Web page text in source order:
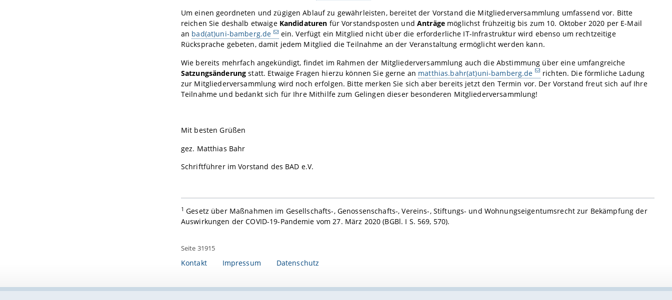
Um einen geordneten und zügigen Ablauf zu gewährleisten, bereitet der Vorstand die Mitgliederversammlung umfassend vor. Bitte
reichen Sie deshalb etwaige Kandidaturen für Vorstandsposten und Anträgemöglichst frühzeitig bis zum 10. Oktober 2020 per E-Mail
an bad(at)uni-bamberg.de
ein. Verfügt ein Mitglied nicht über die erforderliche IT-Infrastruktur wird ebenso um rechtzeitige
Rücksprache gebeten, damit jedem Mitglied die Teilnahme an der Veranstaltung ermöglicht werden kann.
Wie bereits mehrfach angekündigt, findet im Rahmen der Mitgliederversammlung auch die Abstimmung über eine umfangreiche
Satzungsänderung statt. Etwaige Fragen hierzu können Sie gerne an matthias.bahr(at)uni-bamberg.de
richten. Die förmliche Ladung
zur Mitgliederversammlung wird noch erfolgen. Bitte merken Sie sich aber bereits jetzt den Termin vor. Der Vorstand freut sich auf Ihre
Teilnahme und bedankt sich für Ihre Mithilfe zum Gelingen dieser besonderen Mitgliederversammlung!
Mit besten Grüßen
gez. Matthias Bahr
Schriftführer im Vorstand des BAD e.V.
1 Gesetz über Maßnahmen im Gesellschafts-, Genossenschafts-, Vereins-, Stiftungs- und Wohnungseigentumsrecht zur Bekämpfung der
Auswirkungen der COVID-19-Pandemie vom 27. März 2020 (BGBl. I S. 569, 570).
Seite 31915
Kontakt Impressum Datenschutz